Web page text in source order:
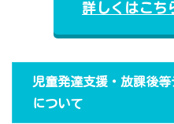
詳しくはこち
児童発達支援・放課後
について